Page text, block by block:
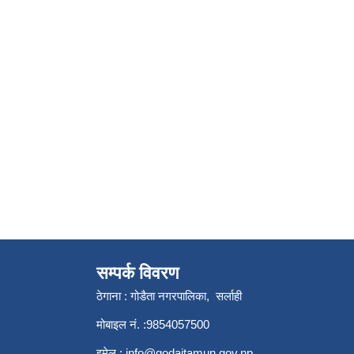
सम्पर्क विवरण
ठेगाना : गोडैता नगरपालिका, सर्लाही
मोबाइल नं. :9854057500